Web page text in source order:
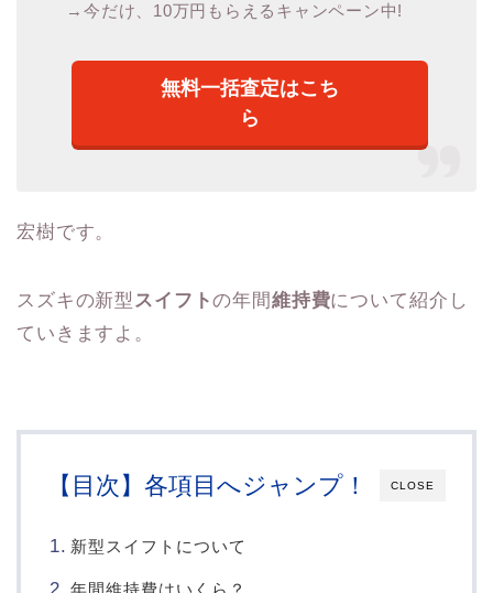
→今だけ、10万円もらえるキャンペーン中!
無料一括査定はこち
ら
宏樹です。
スズキの新型 スイフトの年間維持費について紹介し
ていきますよ。
CLOSE
【目次】各項目へジャンプ！
新型スイフトについて
年間維持費はいくら？